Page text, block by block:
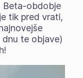
Beta-obdobje
tik pred vrati,
te objave)